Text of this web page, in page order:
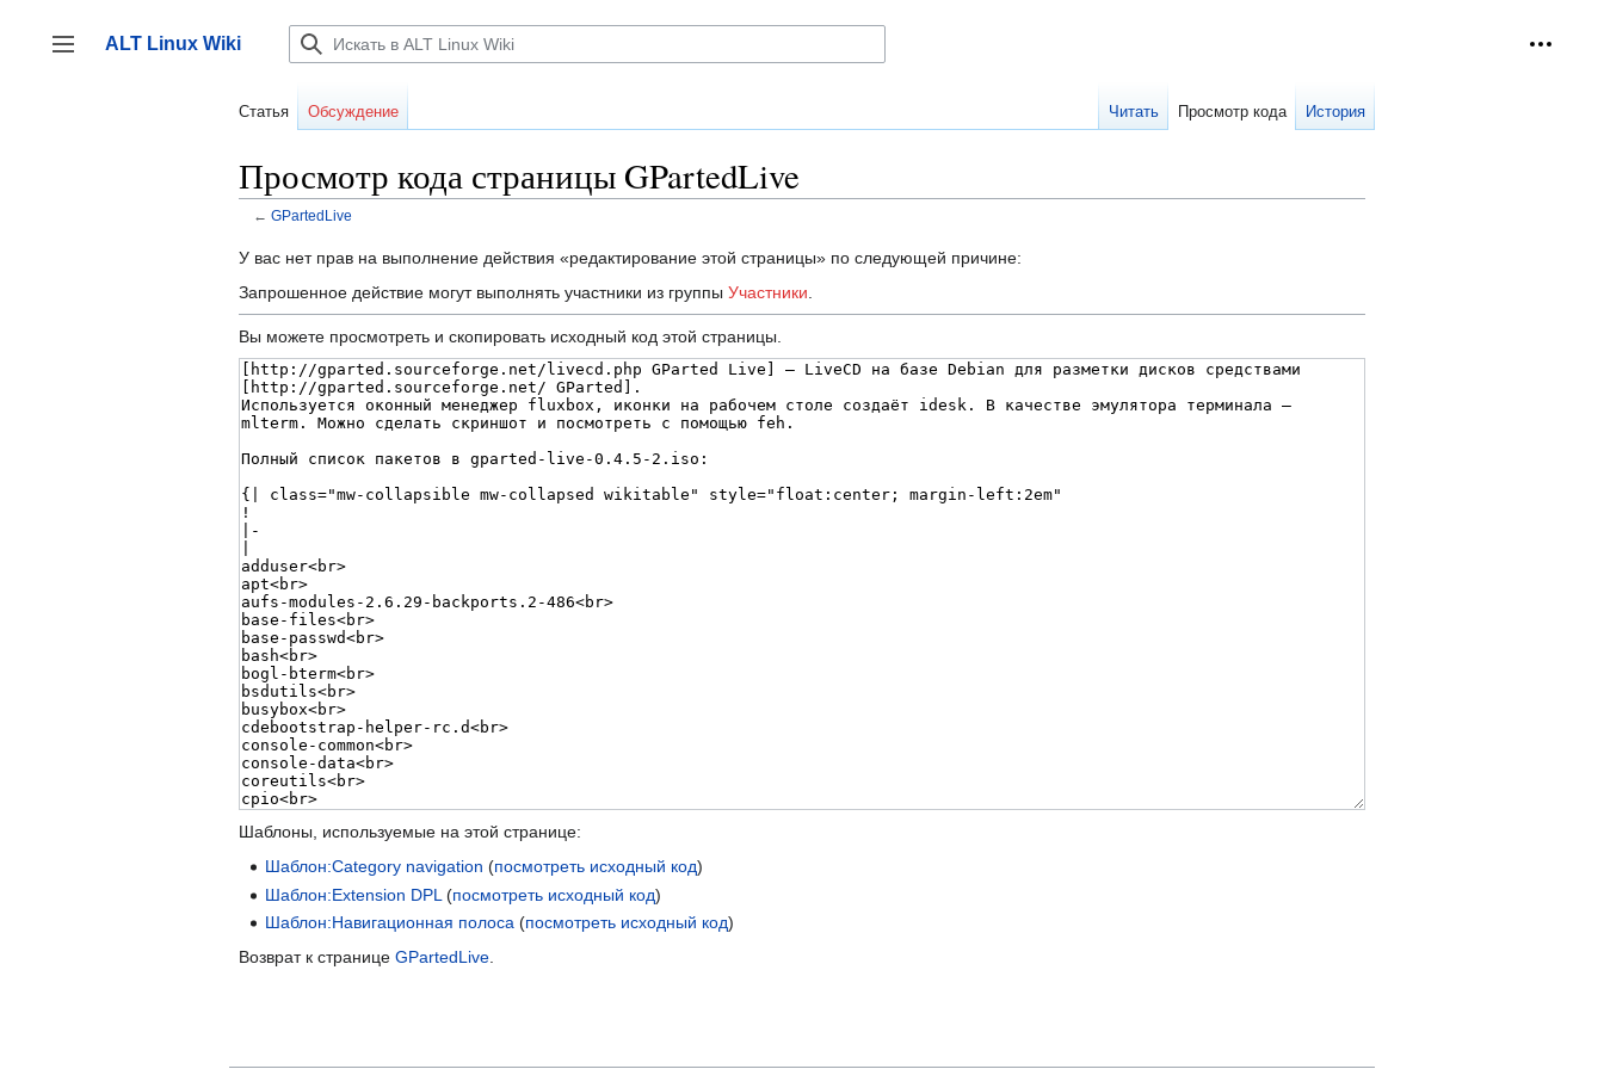
содержанию
Переключить боковую панель
ALT Linux Wiki
Статья Обсуждение Читать Просмотр кода История
Просмотр кода страницы GPartedLive
← GPartedLive
У вас нет прав на выполнение действия «редактирование этой страницы» по следующей причине:
Запрошенное действие могут выполнять участники из группы Участники
Вы можете просмотреть и скопировать исходный код этой страницы.
Шаблоны, используемые на этой странице:
Шаблон:Category navigation (посмотреть исходный код)
Шаблон:Extension DPL (посмотреть исходный код)
Шаблон:Навигационная полоса (посмотреть исходный код)
Возврат к странице GPartedLive